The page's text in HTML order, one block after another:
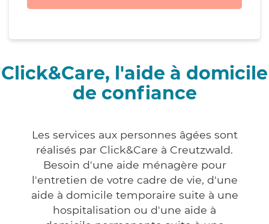
Click&Care, l'aide à domicile
de confiance
Les services aux personnes âgées sont
réalisés par Click&Care à Creutzwald.
Besoin d'une aide ménagère pour
l'entretien de votre cadre de vie, d'une
aide à domicile temporaire suite à une
hospitalisation ou d'une aide à